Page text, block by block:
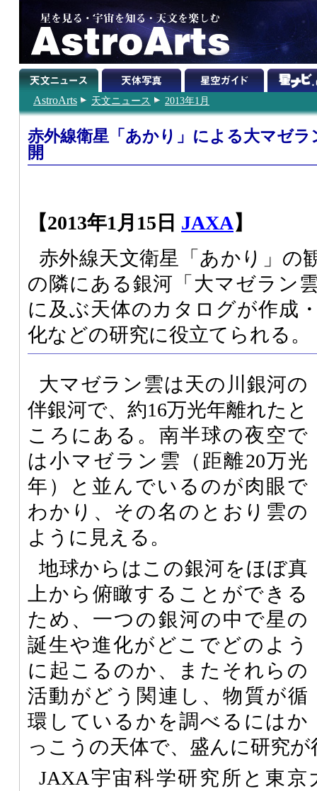
AstroArts 天文ニュース 2013年1月
赤外線衛星「あかり」による大マゼ
開
【2013年1月15日 JAXA】
赤外線天文衛星「あかり」の
の隣にある銀河「大マゼラン
に及ぶ天体のカタログが作成
化などの研究に役立てられる。
大マゼラン雲は天の川銀河の
伴銀河で、約16万光年離れたと
ころにある。南半球の夜空で
は小マゼラン雲（距離20万光
年）と並んでいるのが肉眼で
わかり、その名のとおり雲の
ように見える。
地球からはこの銀河をほぼ真
上から俯瞰することができる
ため、一つの銀河の中で星の
誕生や進化がどこでどのよう
に起こるのか、またそれらの
活動がどう関連し、物質が循
環しているかを調べるにはか
っこうの天体で、盛んに研究
JAXA宇宙科学研究所と東